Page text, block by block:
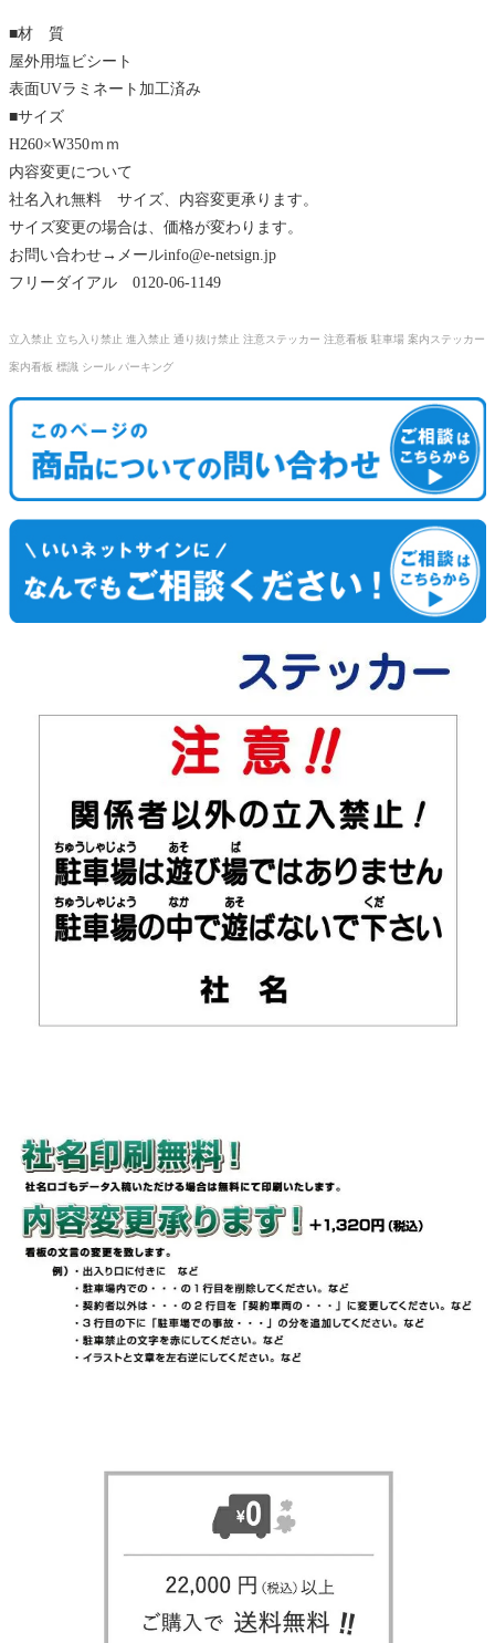
■材 質
屋外用塩ビシート
表面UVラミネート加工済み
■サイズ
H260×W350ｍｍ
内容変更について
社名入れ無料 サイズ、内容変更承ります。
サイズ変更の場合は、価格が変わります。
お問い合わせ→メールinfo@e-netsign.jp
フリーダイアル 0120-06-1149
立入禁止 立ち入り禁止 進入禁止 通り抜け禁止 注意ステッカー 注意看板 駐車場 案内ステッカー
案内看板 標識 シール パーキング